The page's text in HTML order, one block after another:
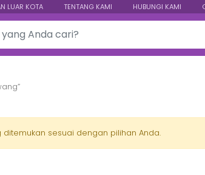
LUAR KOTA TENTANG KAMI HUBUNGI KAMI
sesuai dengan pilihan Anda.